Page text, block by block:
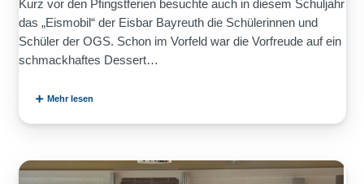
Kurz vor den Pfingstferien besuchte auch in diesem Schuljahr
das „Eismobil“ der Eisbar Bayreuth die Schülerinnen und
Schüler der OGS. Schon im Vorfeld war die Vorfreude auf ein
schmackhaftes Dessert…
Mehr lesen